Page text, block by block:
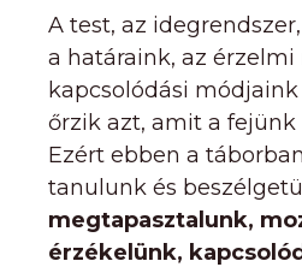
A test, az
a határaink, az érzelmi
kapcsolódási
őrzik azt, amit a fejünk
Ezért ebben a
tanulunk és
megtapasztalunk,
érzékelünk,